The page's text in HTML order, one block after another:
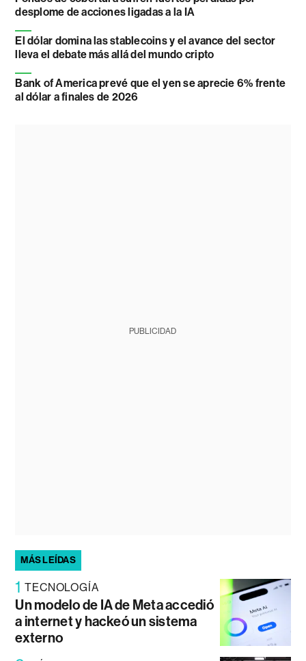
desplome de acciones ligadas a la IA
El dólar domina las stablecoins y el avance del sector
lleva el debate más allá del mundo cripto
Bank of America prevé que el yen se aprecie 6% frente
al dólar a finales de 2026
PUBLICIDAD
MÁS LEÍDAS
1 TECNOLOGÍA
Un modelo de IA de Meta accedió
a internet y hackeó un sistema
externo